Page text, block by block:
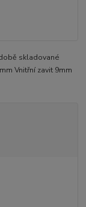
skladované
Vnitřní zavit 9mm